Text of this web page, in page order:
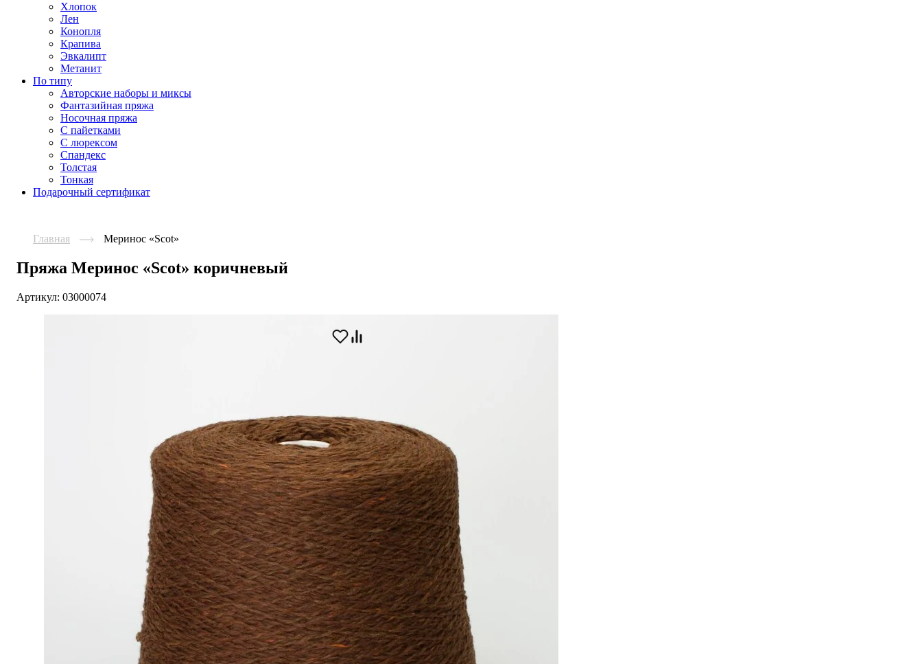
Хлопок
Лен
Конопля
Крапива
Эвкалипт
Метанит
По типу
Авторские наборы и миксы
Фантазийная пряжа
Носочная пряжа
С пайетками
С люрексом
Спандекс
Толстая
Тонкая
Подарочный сертификат
Главная Меринос «Scot»
Пряжа Меринос «Scot» коричневый
Артикул: 03000074